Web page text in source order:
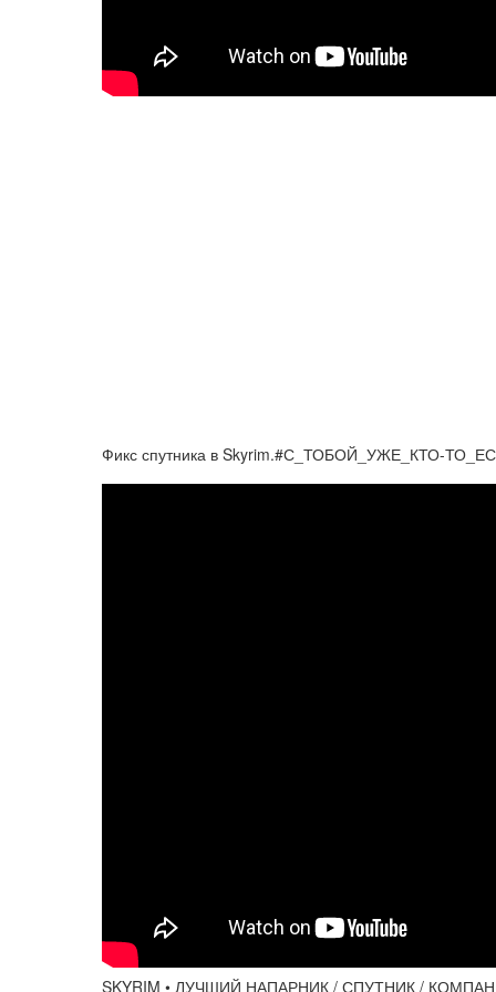
Фикс спутника в Skyrim.#С_ТОБОЙ_УЖЕ_КТО-
SKYRIM • ЛУЧШИЙ НАПАРНИК / СПУТНИК /